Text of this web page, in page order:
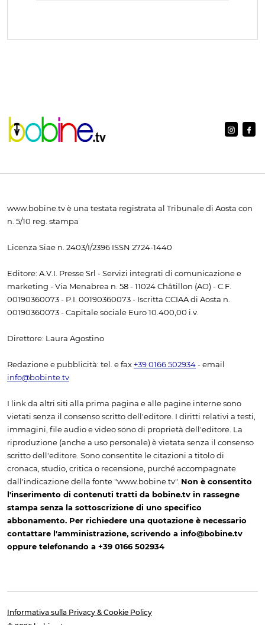
www.bobine.tv è una testata registrata al Tribunale di Aosta con
n. 5/10 reg. stampa
Licenza Siae n. 2403/I/2396 ISSN 2724-1440
Editore: A.V.I. Presse Srl - Servizi integrati di comunicazione e
marketing - Via Menabrea n. 58 - 11024 Châtillon (AO) - C.F.
00190360073 - P.I. 00190360073 - Iscritta CCIAA di Aosta n.
00190360073 - Capitale sociale Euro 10.400,00 i.v.
Direttore: Laura Agostino
Redazione e pubblicità: tel. e fax +39 0166 502934 - email
info@bobinte.tv
I link da altri siti alla prima pagina e alle pagine interne sono
vietati senza il consenso scritto dell'editore. I diritti relativi a testi,
immagini, file audio e video sono di proprietà dell'editore. La
riproduzione (anche a uso personale) è vietata senza il consenso
scritto dell'editore. Sono consentite le citazioni a titolo di
cronaca, studio, critica o recensione, purché accompagnate
dall'indicazione della fonte "www.bobine.tv". Non è consentito
l'inserimento di contenuti tratti da bobine.tv in rassegne
stampa senza la sottoscrizione di uno specifico
abbonamento. Per richiedere una quotazione è necessario
contattare l'amministrazione, scrivendo a info@bobine.tv
oppure telefonando a +39 0166 502934
Informativa sulla Privacy & Cookie Policy